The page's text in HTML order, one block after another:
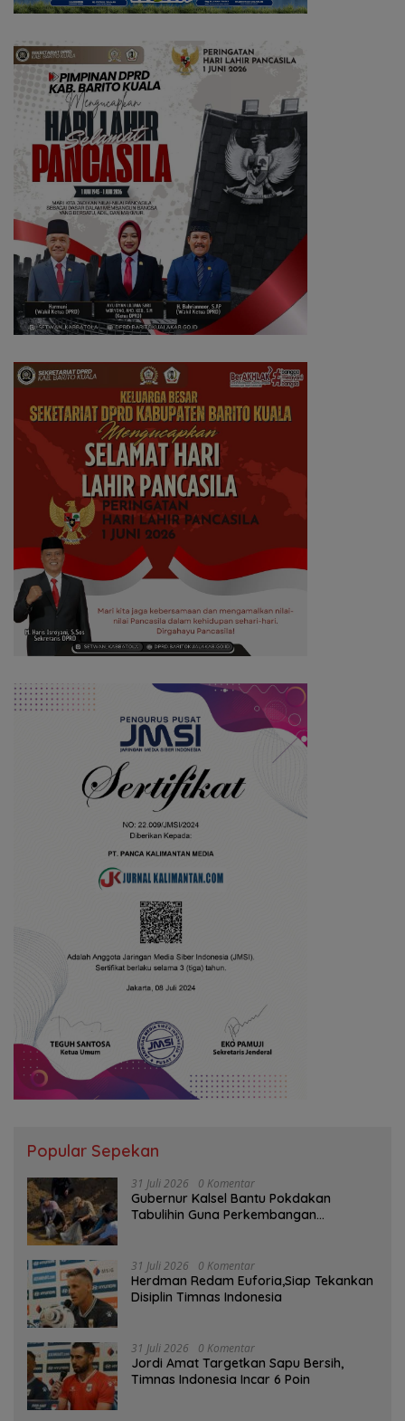
Popular Sepekan
31 Juli 2026 0 Komentar
Gubernur Kalsel Bantu Pokdakan
Tabulihin Guna Perkembangan
31 Juli 2026 0 Komentar
Herdman Redam Euforia,Siap Tekankan
Disiplin Timnas Indonesia
31 Juli 2026 0 Komentar
Jordi Amat Targetkan Sapu Bersih,
Timnas Indonesia Incar 6 Poin